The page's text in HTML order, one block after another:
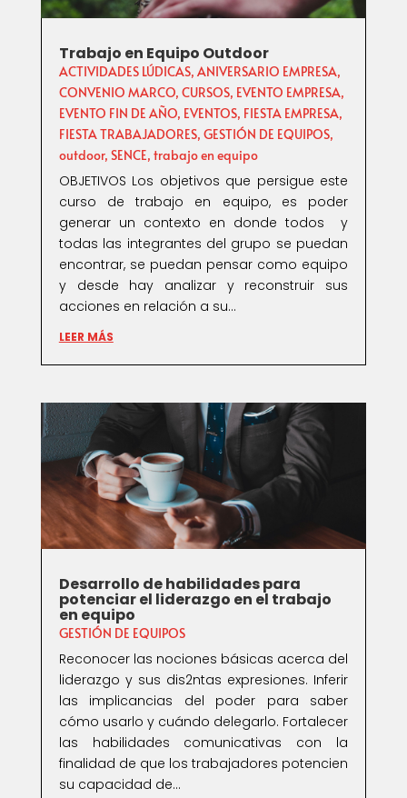
Trabajo en Equipo Outdoor
ACTIVIDADES LÚDICAS, ANIVERSARIO EMPRESA,
CONVENIO MARCO, CURSOS, EVENTO EMPRESA,
EVENTO FIN DE AÑO, EVENTOS, FIESTA EMPRESA,
FIESTA TRABAJADORES, GESTIÓN DE EQUIPOS,
outdoor, SENCE, trabajo en equipo
OBJETIVOS Los objetivos que persigue este
curso de trabajo en equipo, es poder
generar un contexto en donde todos y
todas las integrantes del grupo se puedan
encontrar, se puedan pensar como equipo
y desde hay analizar y reconstruir sus
acciones en relación a su...
LEER MÁS
Desarrollo de habilidades para
potenciar el liderazgo en el trabajo
en equipo
GESTIÓN DE EQUIPOS
Reconocer las nociones básicas acerca del
liderazgo y sus dis2ntas expresiones. Inferir
las implicancias del poder para saber
cómo usarlo y cuándo delegarlo. Fortalecer
las habilidades comunicativas con la
finalidad de que los trabajadores potencien
su capacidad de...